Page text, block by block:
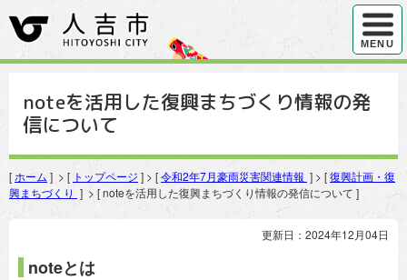
ハンバ
MENU
noteを活用した復興まちづくり情報の発
信について
[ ホーム ] > [ トップページ ] > [令和2年7月豪雨災害関連情報 ] > [復興計画・復
興まちづくり ] > [ noteを活用した復興まちづくり情報の発信について ]
更新日：2024年12月04日
noteとは